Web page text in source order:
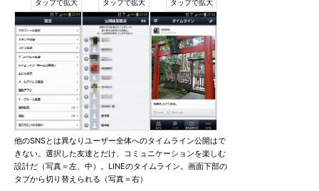
他のSNSとは異なりユーザー全体へのタイムライン公開はで
きない。選択した友達とだけ、コミュニケーションを楽しむ
設計だ（写真＝左、中）。LINEのタイムライン。画面下部の
タブから切り替えられる（写真＝右）